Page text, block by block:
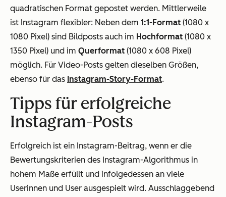
quadratischen Format gepostet werden. Mittlerweile
ist Instagram flexibler: Neben dem 1:1-Format (1080 x
1080 Pixel) sind Bildposts auch im Hochformat (1080 x
1350 Pixel) und im Querformat (1080 x 608 Pixel)
möglich. Für Video-Posts gelten dieselben Größen,
ebenso für das Instagram-Story-Format.
Tipps für erfolgreiche
Instagram-Posts
Erfolgreich ist ein Instagram-Beitrag, wenn er die
Bewertungskriterien des Instagram-Algorithmus in
hohem Maße erfüllt und infolgedessen an viele
Userinnen und User ausgespielt wird. Ausschlaggebend